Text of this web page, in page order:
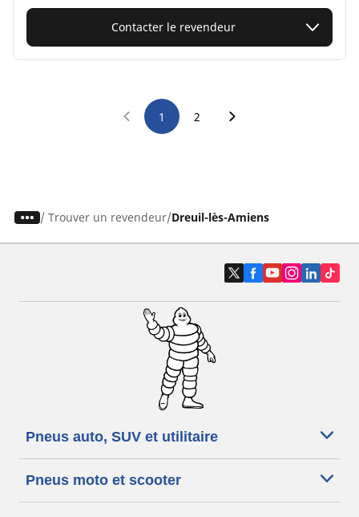
Contacter le revendeur
1 2
/ Trouver un revendeur Dreuil-lès-Amiens
Pneus auto, SUV et utilitaire
Pneus moto et scooter